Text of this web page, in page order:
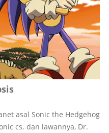
asal Sonic the Hedgehog
cs. dan lawannya, Dr.